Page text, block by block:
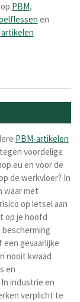
PBM,
en
PBM-artikelen
voordelige
en voor de
de werkvloer? In
waar met
op letsel aan
op je hoofd
een gevaarlijke
nooit kwaad
en
industrie en
verplicht te